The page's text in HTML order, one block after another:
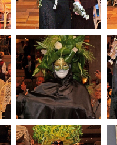
248_l Marche –
Masques de Venise